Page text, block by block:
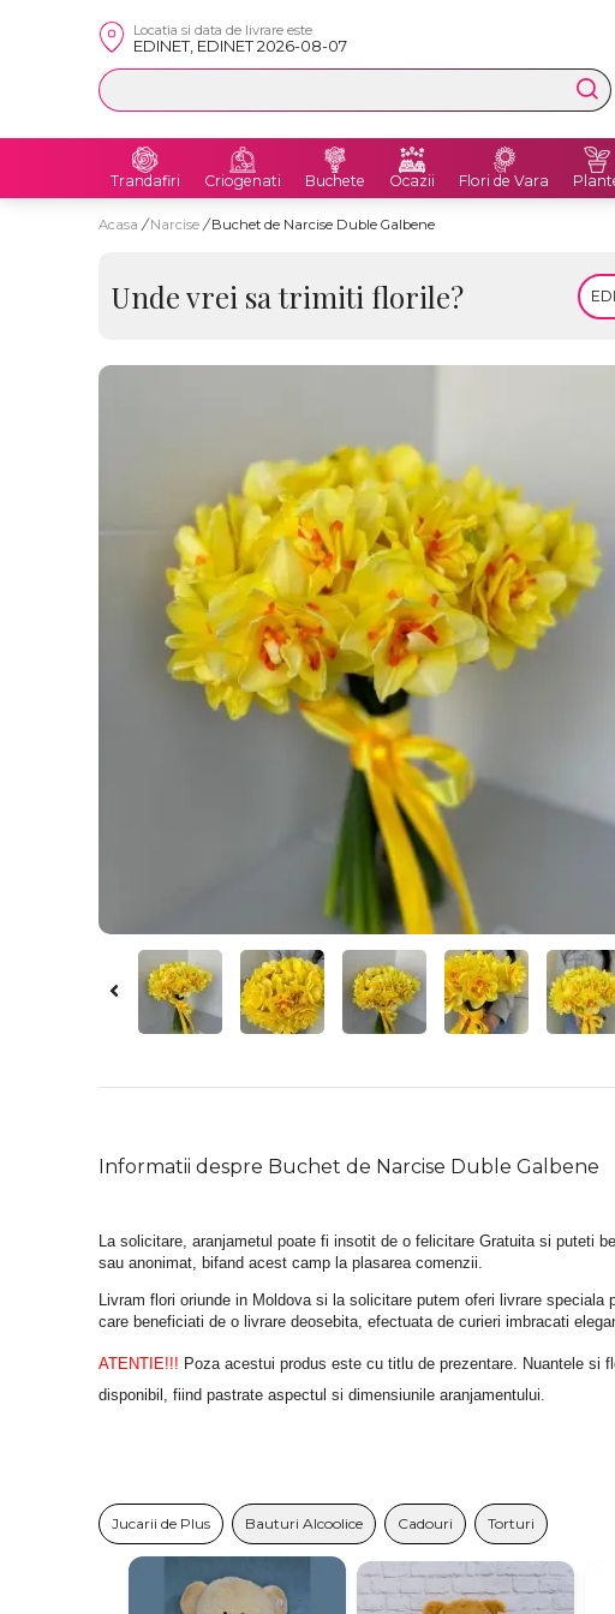
Locatia si data de livrare este
EDINET, EDINET 2026-08-07
Trandafiri Criogenati Buchete Ocazii Flori de Vara
Acasa / Narcise / Buchet de Narcise Duble Galbene
Unde vrei sa trimiti florile?
Informatii despre Buchet de Narcise Duble Galbene
La solicitare, aranjametul poate fi insotit de o felicitare Gratuita si puteti
sau anonimat, bifand acest camp la plasarea comenzii.
Livram flori oriunde in Moldova si la solicitare putem oferi livrare speciala
care beneficiati de o livrare deosebita, efectuata de curieri imbracati
ATENTIE!!! Poza acestui produs este cu titlu de prezentare. Nuantele si
disponibil, fiind pastrate aspectul si dimensiunile aranjamentului.
Jucarii de Plus Bauturi Alcoolice Cadouri Torturi